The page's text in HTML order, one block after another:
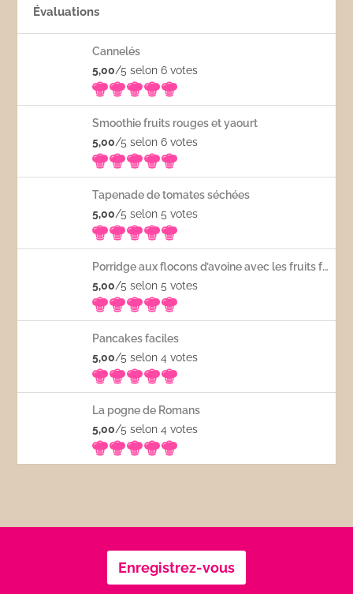
Évaluations
Cannelés
5,00/5 selon 6votes
Smoothie fruits rouges et yaourt
5,00/5 selon 6votes
Tapenade de tomates séchées
5,00/5 selon 5votes
Porridge aux flocons d’avoine avec les fruits frais
5,00/5 selon 5votes
Pancakes faciles
5,00/5 selon 4votes
La pogne de Romans
5,00/5 selon 4votes
Enregistrez-vous